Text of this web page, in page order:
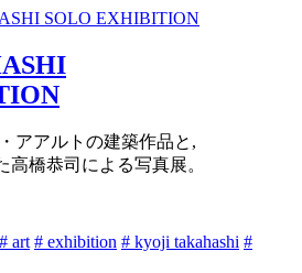
アアルトの建築作品と,
橋恭司による写真展。
# art # exhibition # kyoji takahashi #